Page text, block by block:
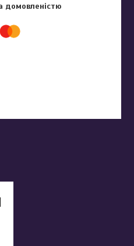
домовленістю